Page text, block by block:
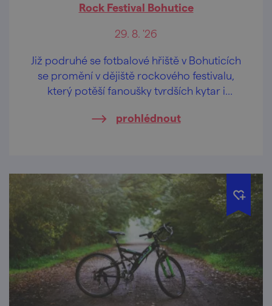
Rock Festival Bohutice
29. 8. '26
Již podruhé se fotbalové hřiště v Bohuticích
se promění v dějiště rockového festivalu,
který potěší fanoušky tvrdších kytar i
prohlédnout